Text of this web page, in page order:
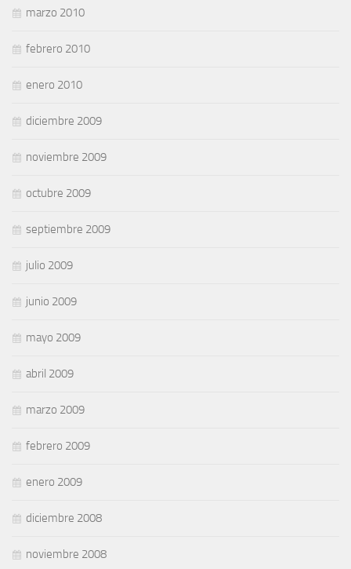
marzo 2010
febrero 2010
enero 2010
diciembre 2009
noviembre 2009
octubre 2009
septiembre 2009
julio 2009
junio 2009
mayo 2009
abril 2009
marzo 2009
febrero 2009
enero 2009
diciembre 2008
noviembre 2008